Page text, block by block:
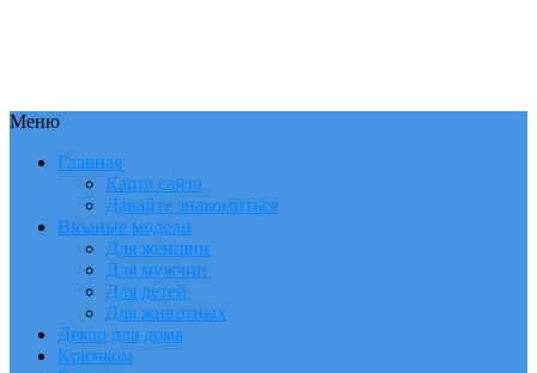
Меню
Главная
Карта сайта
Давайте знакомиться
Вязаные модели
Для женщин
Для мужчин
Для детей
Для животных
Декор для дома
Крючком